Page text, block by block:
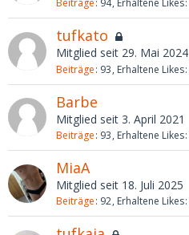
Beiträge 94 Erhaltene Likes
tufkato
Mitglied seit 29. Mai 2024
Beiträge 93 Erhaltene Likes
Barbe
Mitglied seit 3. April 2021
Beiträge 93 Erhaltene Likes
MiaA
Mitglied seit 18. Juli 2025
Beiträge 92 Erhaltene Likes